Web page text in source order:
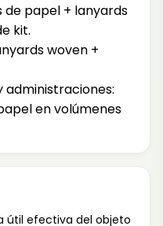
de papel + lanyards
kit.
woven +
en volúmenes
útil efectiva del objeto